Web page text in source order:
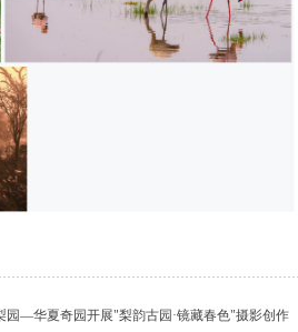
园―华夏奇园开展"梨韵古园·镜藏春色"摄影创作